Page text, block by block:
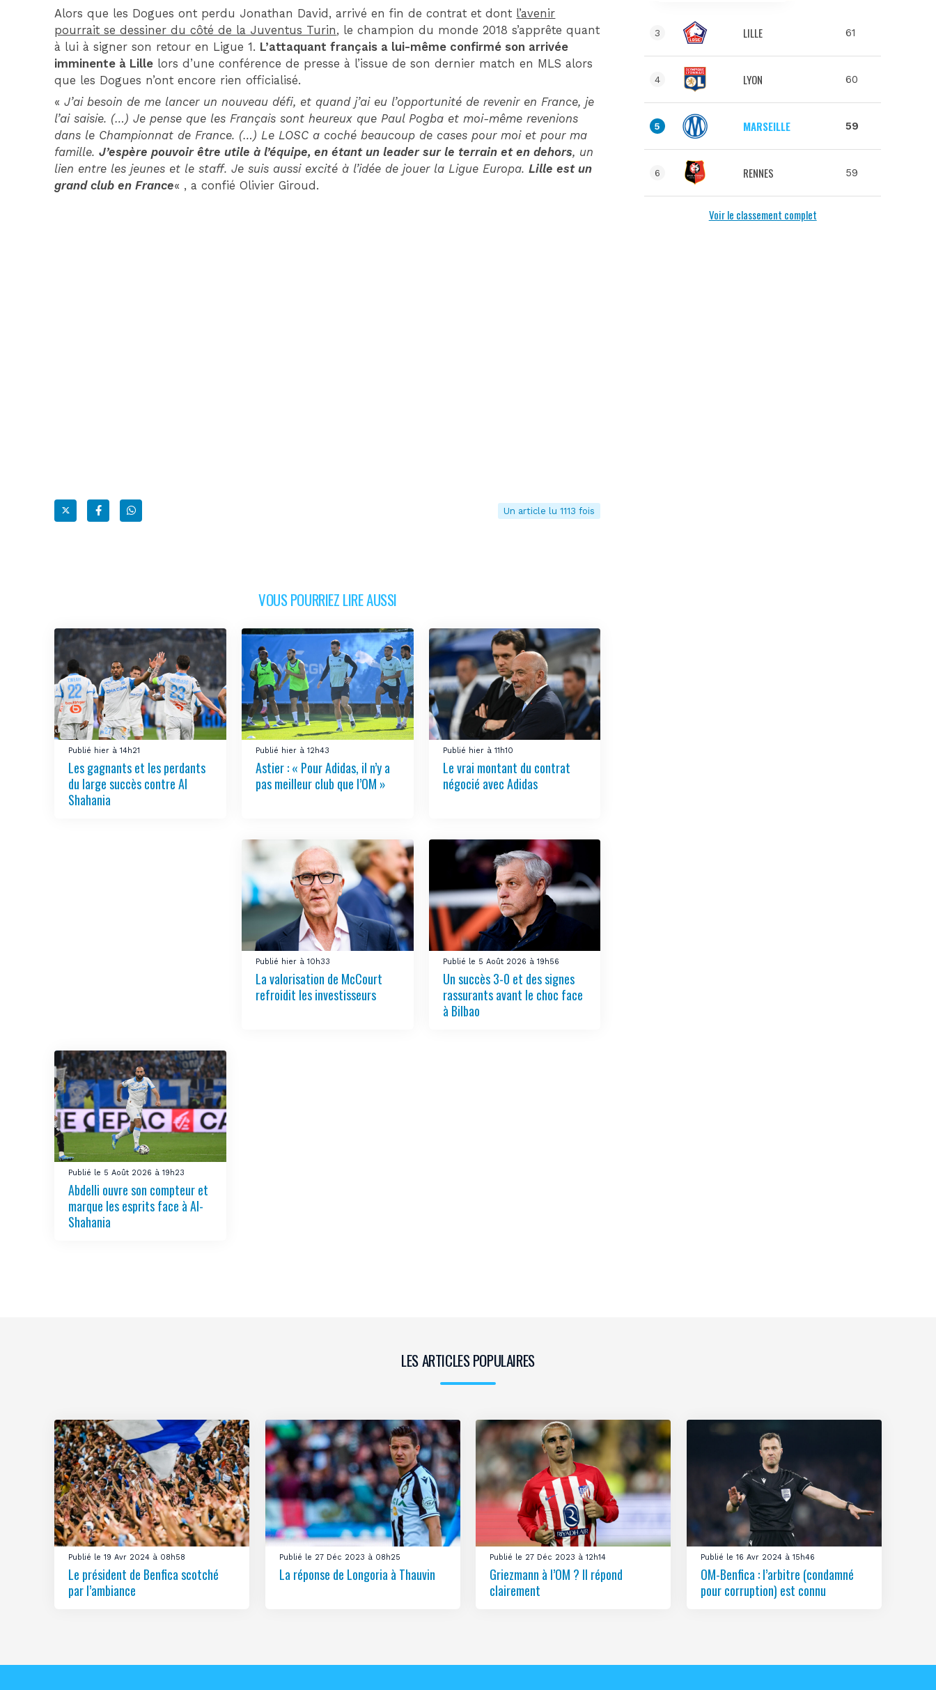
Alors que les Dogues ont perdu Jonathan David, arrivé en fin de contrat et dont l’avenir
pourrait se dessiner du côté de la Juventus Turin, le champion du monde 2018 s’apprête quant
à lui à signer son retour en Ligue 1. L’attaquant français a lui-même confirmé son arrivée
imminente à Lille lors d’une conférence de presse à l’issue de son dernier match en MLS alors
que les Dogues n’ont encore rien officialisé.
«J’ai besoin de me lancer un nouveau défi, et quand j’ai eu l’opportunité de revenir en France, je
l’ai saisie. (…) Je pense que les Français sont heureux que Paul Pogba et moi-même revenions
dans le Championnat de France. (…) Le LOSC a coché beaucoup de cases pour moi et pour ma
famille.J’espère pouvoir être utile à l’équipe, en étant un leader sur le terrain et en dehors, un
lien entre les jeunes et le staff. Je suis aussi excité à l’idée de jouer la Ligue Europa.Lille est un
grand club en France« , a confié Olivier Giroud.
Un article lu 1113 fois
VOUS POURRIEZ LIRE AUSSI
Publié hier à 14h21
Les gagnants et les perdants
du large succès contre Al
Shahania
Publié hier à 12h43
Astier : « Pour Adidas, il n’y a
pas meilleur club que l’OM »
Publié hier à 11h10
Le vrai montant du contrat
négocié avec Adidas
Publié hier à 10h33
La valorisation de McCourt
refroidit les investisseurs
Publié le 5 Août 2026 à 19h56
Un succès 3-0 et des signes
rassurants avant le choc face
à Bilbao
Publié le 5 Août 2026 à 19h23
Abdelli ouvre son compteur et
marque les esprits face à Al-
Shahania
3 LILLE 61
4 LYON 60
5 MARSEILLE 59
6 RENNES 59
Voir le classement complet
LES ARTICLES POPULAIRES
Publié le 19 Avr 2024 à 08h58
Le président de Benfica scotché
par l’ambiance
Publié le 27 Déc 2023 à 08h25
La réponse de Longoria à Thauvin
Publié le 27 Déc 2023 à 12h14
Griezmann à l’OM ? Il répond
clairement
Publié le 16 Avr 2024 à 15h46
OM-Benfica : l’arbitre (condamné
pour corruption) est connu